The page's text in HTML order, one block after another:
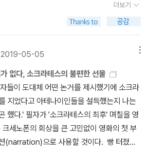
구조로 짜여져 있다면, 크세노폰의 작품은
톤에 비해) 소크라테스의 행적을 살핀다. 만
551~479)의 제자 중 말 잘하는 자공(子
플라톤이라면, 강직한 자로(子路, BCE 5
비할 수 있을까. (1) 나는 앞서 소크라테스
나눔으러써 실제로 제자들을 이롭게 했다고
을 뒷받침하기 위해 기억나는 대로 그런 일
소크라테스가 종교를 대하는 태도는 분명 제
사를 지내는 등의 일과 관련해 질문하는 사
아가 주는 조언과 정확히 일치한다. _ 크세노
> 제1권 제3장, p41 그렇지만, 우리는 '소크
아 -키루스의 교육>(이은종 옮김, 주영사, 20
원정기>도 흥미진진했지만 그 연장선에서
과정에서 취재한 자료를 기반으로) 쓴 <키
소설(실제로 옮긴이는 소설로 규정했다)처럼
람 뭐지?' 필자는 크세노폰이 다루는 주제도
진 독특한 스타일(문체, 기술 방법)에 매료
대에 어떻게 ‘작품’인 듯 ‘작품’이 아닌, 사실
는 저술을 하였을까? 그 '용기'가 궁금했다.
을 한동안 고민하면서 찾아야 했다. 부제에서
일종의 전기로 교육 문제를 다룬다. 한 인물
요하다. 그러나 그가 어떤 교육을 받아 탁월
불경이란 무엇인가, 아름다움이란 무엇이며
란 무엇이며 불의란 무엇인가, 절제란 무엇
기란 무엇이며 비겁이란 무엇인가, 국가는
인가, 정부는 무엇이며 통치자란 무엇인가,
을 아는 자는 진실로 훌륭한 사람이고 모르
마땅한 다른 주제를 탐구했다.
더보기
2019-05-05
없다, 소크라테스의 불편한 선물
들이 도대체 어떤 논거를 제시했기에 소크라
지었다고 아테나이인들을 설득했는지 나는
했다.' 필자가 '소크라테스의 최후' 며칠을 영
세노폰의 회상을 큰 고민없이 영화의 첫 부
(narration)으로 사용할 것이다. 빵 터졌다.